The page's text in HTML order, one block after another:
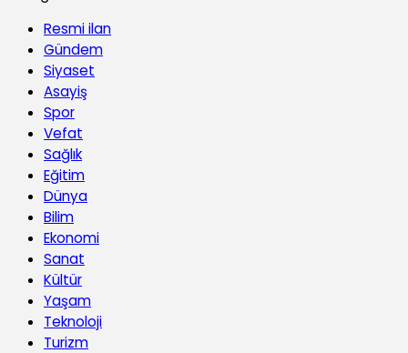
Resmi ilan
Gündem
Siyaset
Asayiş
Spor
Vefat
Sağlık
Eğitim
Dünya
Bilim
Ekonomi
Sanat
Kültür
Yaşam
Teknoloji
Turizm